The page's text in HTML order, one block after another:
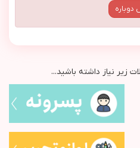
دوباره
نیاز داشته باشید...